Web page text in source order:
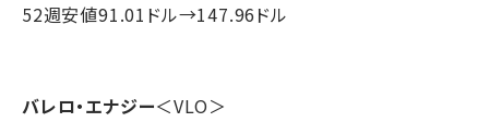
52週安値91.01ドル→147.96ドル
バレロ・エナジー＜VLO＞